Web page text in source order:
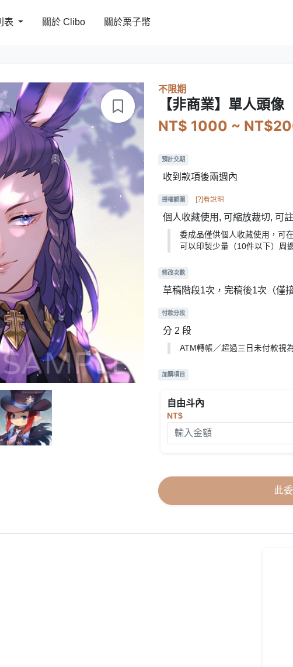
表 關於 Clibo 關於栗子幣
不限期
【非商業】單人頭像
NT$ 1000 ~
預計交期
收到款項後兩週內
授權範圍 [?]看說明
個人收藏使用, 可縮放裁切, 可
委成品僅供個人收藏使用，可
可以印製少量（10件以下）周
修改次數
草稿階段1次，完稿後1次（僅
付款分段
分 2 段
ATM轉帳／超過三日未付款視
加購項目
自由斗內
NT$
此